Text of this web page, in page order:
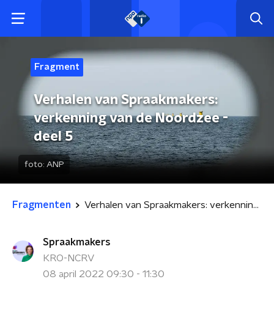
Fragment
Verhalen van Spraakmakers:
verkenning van de Noordzee -
deel 5
foto: ANP
Fragmenten Verhalen van Spraakmakers: verkenning van de Noordzee - deel 5
Spraakmakers
KRO-NCRV
08 april 2022 09:30 - 11:30